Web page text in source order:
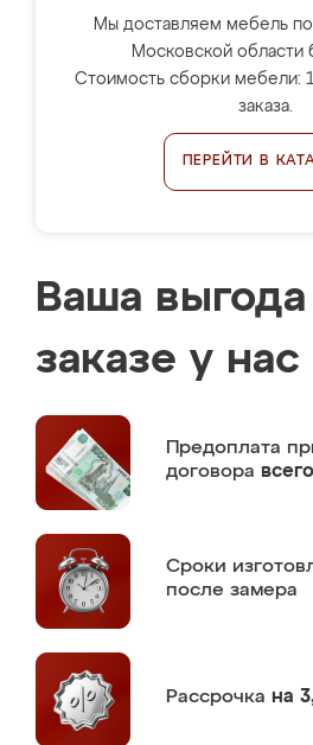
Мы доставляем мебель
Московской области
Стоимость сборки мебели:
заказа.
ПЕРЕЙТИ В
Ваша
заказе у нас
Предоплата
договора
Сроки
после замера
Рассрочка на